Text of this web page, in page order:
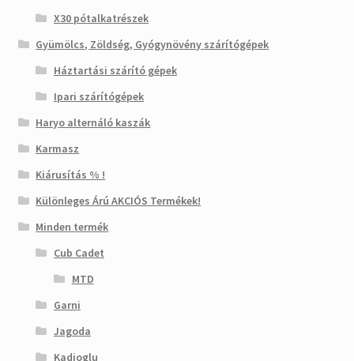
X30 pótalkatrészek
Gyümölcs, Zöldség, Gyógynövény szárítógépek
Háztartási szárító gépek
Ipari szárítógépek
Haryo alternáló kaszák
Karmasz
Kiárusítás % !
Különleges Árú AKCIÓS Termékek!
Minden termék
Cub Cadet
MTD
Garni
Jagoda
Kadioglu